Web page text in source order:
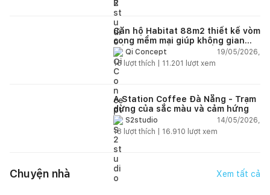
Căn hộ Habitat 88m2 thiết kế vòm
cong mềm mại giúp không gian
sống hiện đại trở nên ấm áp hơn
Qi Concept
19/05/2026,
15 lượt thích | 11.201 lượt xem
A Station Coffee Đà Nẵng - Trạm
dừng của sắc màu và cảm hứng
S2studio
14/05/2026,
18 lượt thích | 16.910 lượt xem
Chuyện nhà Xem tất cả